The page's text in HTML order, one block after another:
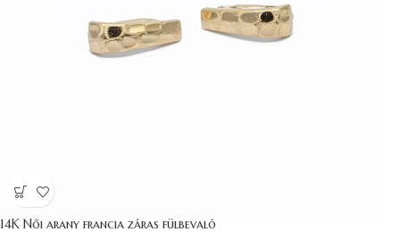
14K Női arany francia záras fülbevaló